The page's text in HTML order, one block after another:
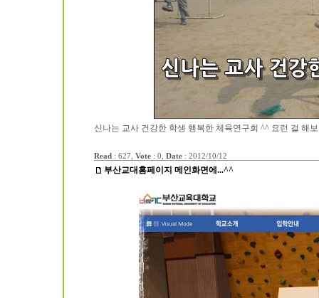
신나는 교사 건강한 학생 행복한 체육연구회 ^^ 요런 걸 해
Read : 627, Vote: 0, Date: 2012/10/12
부산교대홈페이지 메인화면에...^^